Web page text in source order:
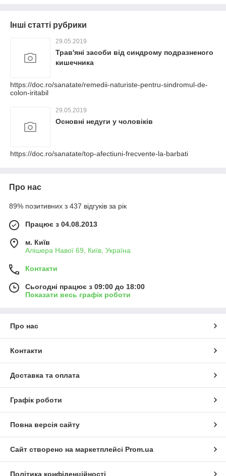
Інші статті рубрики
29.05.2019
Трав'яні засоби від синдрому подразненого
кишечника
https://doc.ro/sanatate/remedii-naturiste-pentru-sindromul-de-
colon-iritabil
29.05.2019
Основні недуги у чоловіків
https://doc.ro/sanatate/top-afectiuni-frecvente-la-barbati
Про нас
89% позитивних з 437 відгуків за рік
Працює з 04.08.2013
м. Київ
Алішера Навої 69, Київ, Україна
Контакти
Сьогодні працює з 09:00 до 18:00
Показати весь графік роботи
Про нас
Контакти
Доставка та оплата
Графік роботи
Повна версія сайту
Сайт створено на маркетплейсі Prom.ua
Політика конфіденційності